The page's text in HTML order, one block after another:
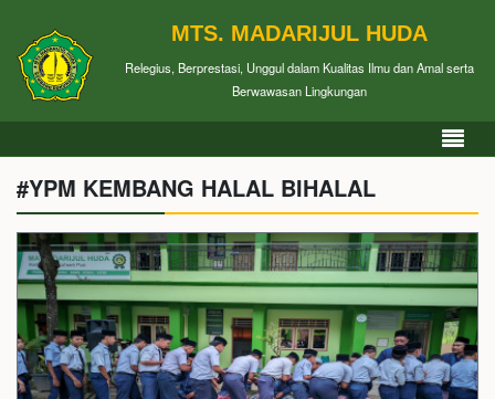
MTS. MADARIJUL HUDA
Relegius, Berprestasi, Unggul dalam Kualitas Ilmu dan Amal serta
Berwawasan Lingkungan
#YPM KEMBANG HALAL BIHALAL